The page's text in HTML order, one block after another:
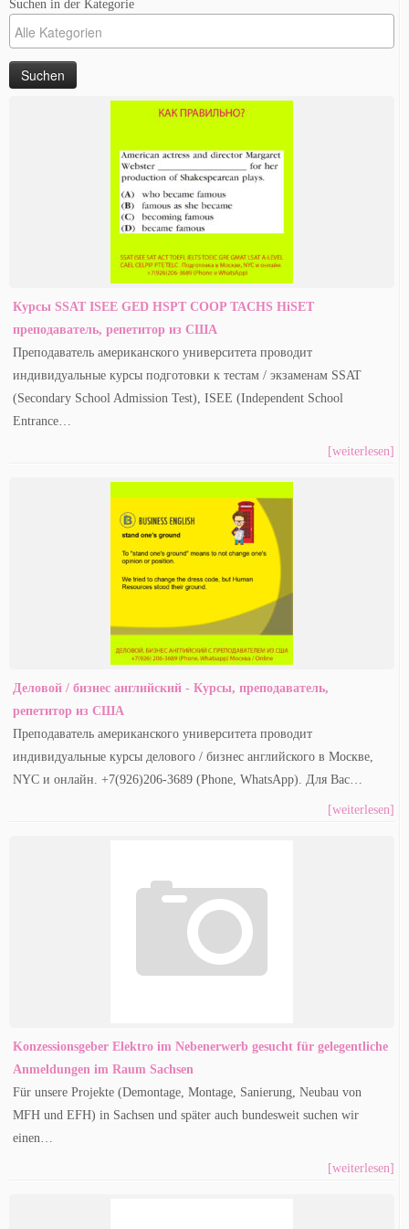
Suchen in der Kategorie
Курсы SSAT ISEE GED HSPT COOP TACHS HiSET
преподаватель, репетитор из США
Преподаватель американского университета проводит
индивидуальные курсы подготовки к тестам / экзаменам SSAT
(Secondary School Admission Test), ISEE (Independent School
Entrance…
[weiterlesen]
Деловой / бизнес английский - Курсы, преподаватель,
репетитор из США
Преподаватель американского университета проводит
индивидуальные курсы делового / бизнес английского в Москве,
NYC и онлайн. +7(926)206-3689 (Phone, WhatsApp). Для Вас…
[weiterlesen]
Konzessionsgeber Elektro im Nebenerwerb gesucht für gelegentliche
Anmeldungen im Raum Sachsen
Für unsere Projekte (Demontage, Montage, Sanierung, Neubau von
MFH und EFH) in Sachsen und später auch bundesweit suchen wir
einen…
[weiterlesen]